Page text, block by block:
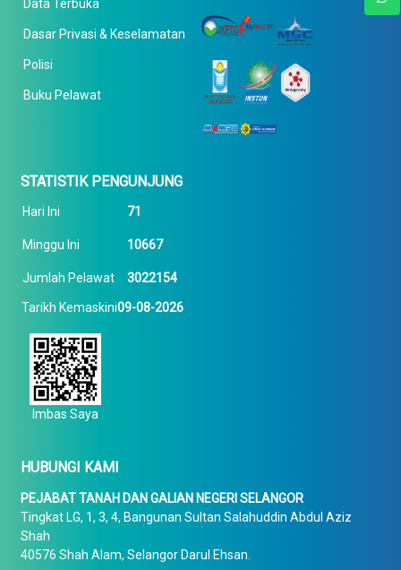
Data Terbuka
Dasar Privasi & Keselamatan
Polisi
Buku Pelawat
STATISTIK PENGUNJUNG
Hari Ini 71
Minggu Ini 10667
Jumlah Pelawat 3022154
Tarikh Kemaskini09-08-2026
Imbas Saya
HUBUNGI KAMI
PEJABAT TANAH DAN GALIAN NEGERI SELANGOR
Tingkat LG, 1, 3, 4, Bangunan Sultan Salahuddin Abdul Aziz
Shah
40576 Shah Alam, Selangor Darul Ehsan.